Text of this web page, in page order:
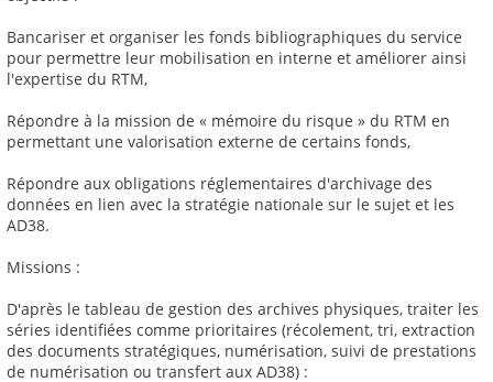
Bancariser et organiser les fonds bibliographiques du service
pour permettre leur mobilisation en interne et améliorer ainsi
l'expertise du RTM,
Répondre à la mission de « mémoire du risque » du RTM en
permettant une valorisation externe de certains fonds,
Répondre aux obligations réglementaires d'archivage des
données en lien avec la stratégie nationale sur le sujet et les
AD38.
Missions :
D'après le tableau de gestion des archives physiques, traiter les
séries identifiées comme prioritaires (récolement, tri, extraction
des documents stratégiques, numérisation, suivi de prestations
de numérisation ou transfert aux AD38) :